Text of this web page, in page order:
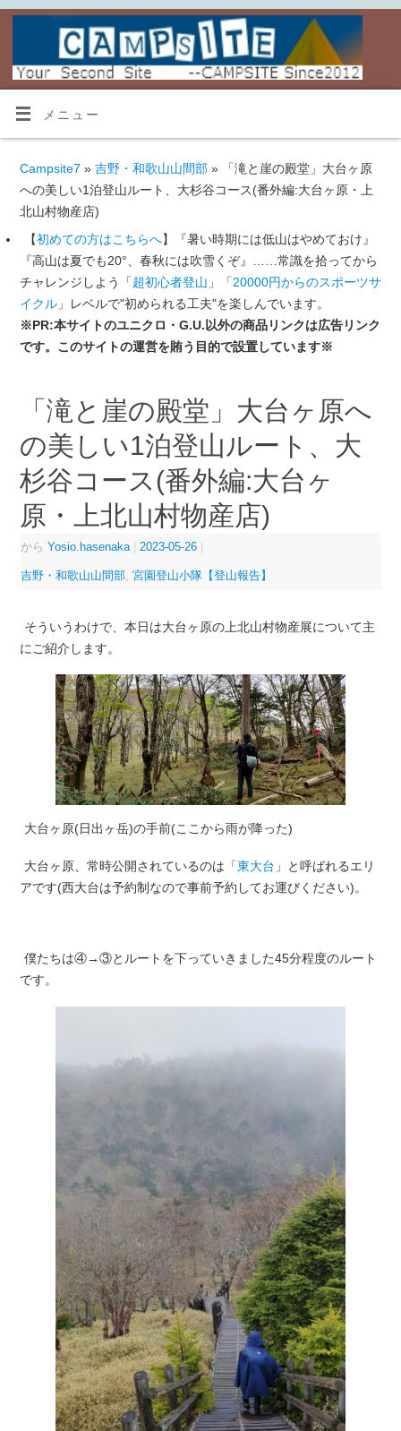
メニュー
Campsite7 » 吉野・和歌山山間部» 「滝と崖の殿堂」大台ヶ原
への美しい1泊登山ルート、大杉谷コース(番外編:大台ヶ原・上
北山村物産店)
【初めての方はこちらへ】『暑い時期には低山はやめておけ』
『高山は夏でも20°、春秋には吹雪くぞ』……常識を拾ってから
チャレンジしよう「超初心者登山 」「20000円からのスポーツサ
イクル」レベルで"初められる工夫"を楽しんでいます。
※PR:本サイトのユニクロ・G.U.以外の商品リンクは広告リンク
です。このサイトの運営を賄う目的で設置しています※
「滝と崖の殿堂」大台ヶ原へ
の美しい1泊登山ルート、大
杉谷コース(番外編:大台ヶ
原・上北山村物産店)
から Yosio.hasenaka 2023-05-26
吉野・和歌山山間部, 宮園登山小隊【登山報告】
そういうわけで、本日は大台ヶ原の上北山村物産展について主
にご紹介します。
大台ヶ原(日出ヶ岳)の手前(ここから雨が降った)
大台ヶ原、常時公開されているのは「東大台 」と呼ばれるエリ
アです(西大台は予約制なので事前予約してお運びください)。
僕たちは④→③とルートを下っていきました45分程度のルート
です。